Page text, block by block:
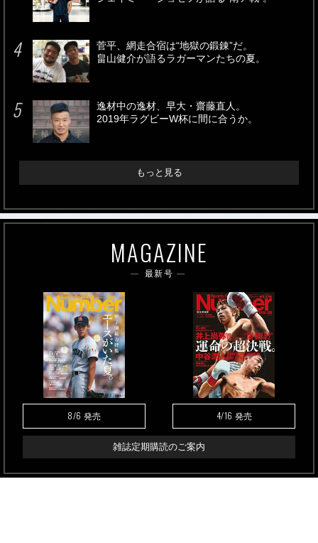
菅平、網走合宿は“地獄の鍛錬”だ。
畠山健介が語るラガーマンたちの夏。
逸材中の逸材、早大・齋藤直人。
2019年ラグビーW杯に間に合うか。
もっと見る
MAGAZINE
最新号
8/6 発売 4/16 発売
雑誌定期購読のご案内